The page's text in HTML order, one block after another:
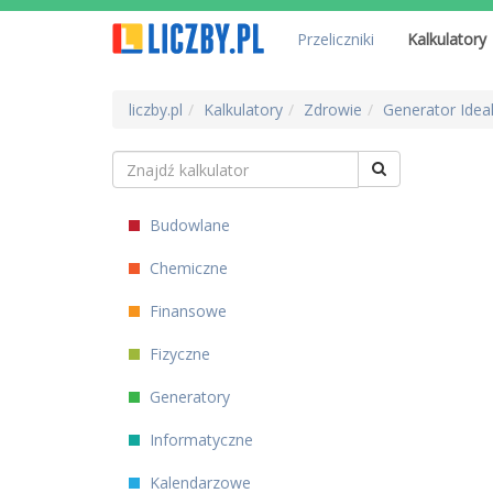
Przeliczniki Kalkulatory
liczby.pl Kalkulatory Zdrowie Generator
Budowlane
Chemiczne
Finansowe
Fizyczne
Generatory
Informatyczne
Kalendarzowe